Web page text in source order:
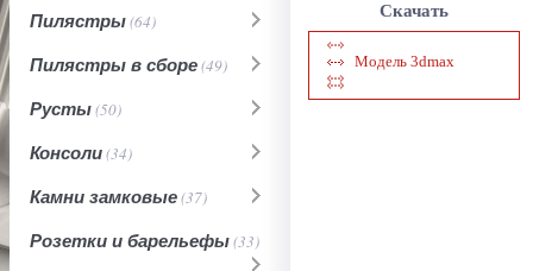
Пилястры(64)
Пилястры в сборе(49)
Русты(50)
Консоли(34)
Камни замковые(37)
Розетки и барельефы(33)
Скачать
Модель 3dmax